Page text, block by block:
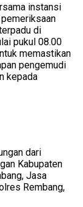
instansi
di
pukul 08.00
memastikan
pengemudi
kepada
dari
Kabupaten
Jasa
Rembang,